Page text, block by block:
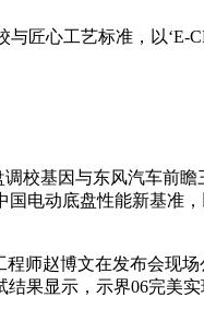
匠心工艺标准，以‘E-
校基因与东风汽车前
电动底盘性能新基准
师赵博文在发布会现
果显示，示界06完美